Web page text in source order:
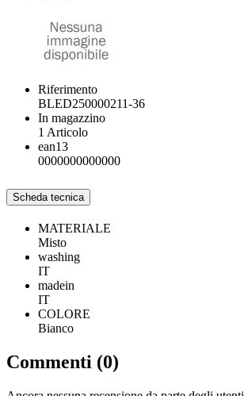
Riferimento
BLED250000211-36
In magazzino
1 Articolo
ean13
0000000000000
Scheda tecnica
MATERIALE
Misto
washing
IT
madein
IT
COLORE
Bianco
Commenti (0)